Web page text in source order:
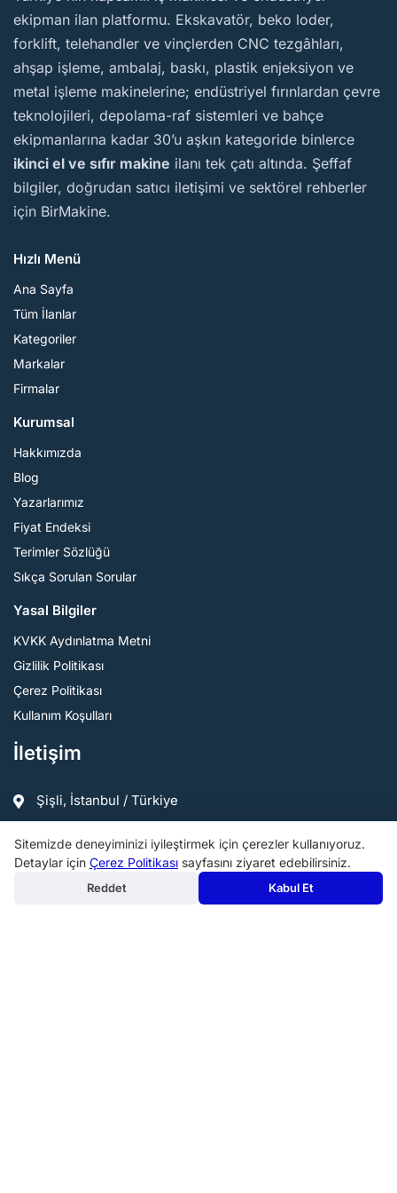
ekipman ilan platformu. Ekskavatör, beko loder,
forklift, telehandler ve vinçlerden CNC tezgâhları,
ahşap işleme, ambalaj, baskı, plastik enjeksiyon ve
metal işleme makinelerine; endüstriyel fırınlardan çevre
teknolojileri, depolama-raf sistemleri ve bahçe
ekipmanlarına kadar 30’u aşkın kategoride binlerce
ikinci el ve sıfır makine ilanı tek çatı altında. Şeffaf
bilgiler, doğrudan satıcı iletişimi ve sektörel rehberler
için BirMakine.
Hızlı Menü
Ana Sayfa
Tüm İlanlar
Kategoriler
Markalar
Firmalar
Kurumsal
Hakkımızda
Blog
Yazarlarımız
Fiyat Endeksi
Terimler Sözlüğü
Sıkça Sorulan Sorular
Yasal Bilgiler
KVKK Aydınlatma Metni
Gizlilik Politikası
Çerez Politikası
Kullanım Koşulları
İletişim
Şişli, İstanbul / Türkiye
info@birmakine.com
0540 200 07 24
Sitemizde deneyiminizi iyileştirmek için çerezler kullanıyoruz.
Detaylar için Çerez Politikası sayfasını ziyaret edebilirsiniz.
Reddet Kabul Et